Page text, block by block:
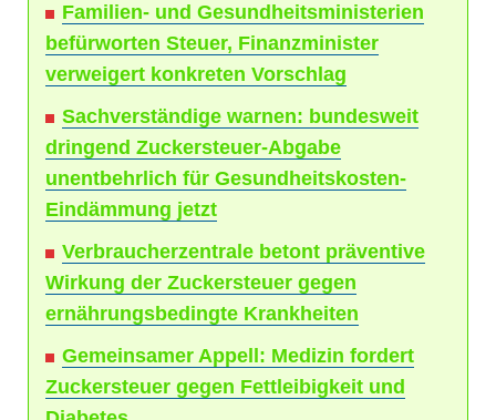
Familien- und Gesundheitsministerien
befürworten Steuer, Finanzminister
verweigert konkreten Vorschlag
Sachverständige warnen: bundesweit
dringend Zuckersteuer-Abgabe
unentbehrlich für Gesundheitskosten-
Eindämmung jetzt
Verbraucherzentrale betont präventive
Wirkung der Zuckersteuer gegen
ernährungsbedingte Krankheiten
Gemeinsamer Appell: Medizin fordert
Zuckersteuer gegen Fettleibigkeit und